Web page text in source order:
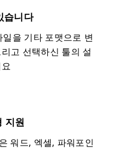
습니다
을 기타 포맷으로 변
고 선택하신 툴의 설
지원
워드, 엑셀, 파워포인